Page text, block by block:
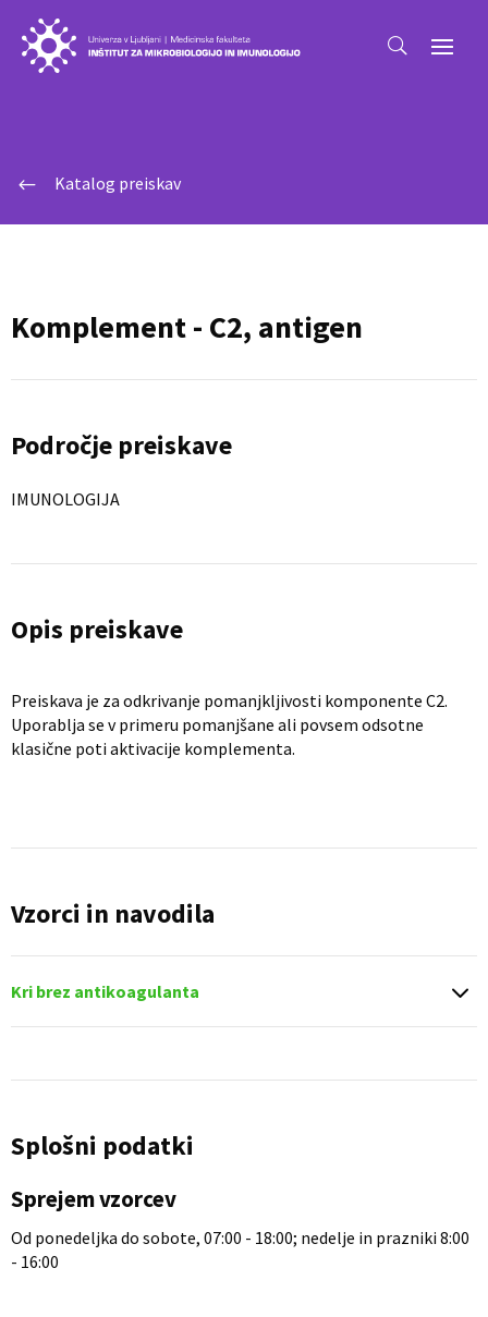
# Katalog preiskav
Komplement - C2, antigen
Področje preiskave
IMUNOLOGIJA
Opis preiskave
Preiskava je za odkrivanje pomanjkljivosti komponente C2.
Uporablja se v primeru pomanjšane ali povsem odsotne
klasične poti aktivacije komplementa.
Vzorci in navodila
Kri brez antikoagulanta
Splošni podatki
Sprejem vzorcev
Od ponedeljka do sobote, 07:00 - 18:00; nedelje in prazniki 8:00
- 16:00